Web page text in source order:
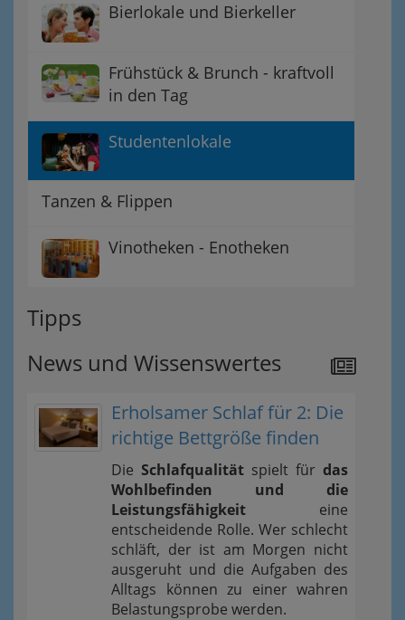
Bierlokale und Bierkeller
Frühstück & Brunch - kraftvoll
in den Tag
Studentenlokale
Tanzen & Flippen
Vinotheken - Enotheken
Tipps
News und Wissenswertes
Erholsamer Schlaf für 2: Die
richtige Bettgröße finden
Die Schlafqualität spielt für das
Wohlbefinden und die
Leistungsfähigkeit eine
entscheidende Rolle. Wer schlecht
schläft, der ist am Morgen nicht
ausgeruht und die Aufgaben des
Alltags können zu einer wahren
Belastungsprobe werden.